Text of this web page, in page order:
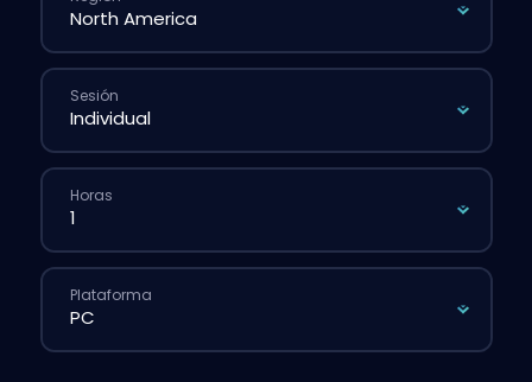
Sesión
Horas
Plataforma